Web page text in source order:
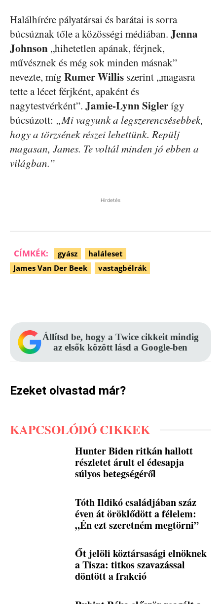
Halálhírére pályatársai és barátai is sorra
búcsúznak tőle a közösségi médiában. Jenna
Johnson „hihetetlen apának, férjnek,
művésznek és még sok minden másnak”
nevezte, míg Rumer Willis szerint „magasra
tette a lécet férjként, apaként és
nagytestvérként”. Jamie-Lynn Siglerígy
búcsúzott: „Mi vagyunk a legszerencsésebbek,
hogy a törzsének részei lehettünk. Repülj
magasan, James. Te voltál minden jó ebben a
világban.”
Hirdetés
CÍMKÉK: gyász
haláleset
James Van Der Beek
vastagbélrák
Állítsd be, hogy a Twice cikkeit mindig
az elsők között lásd a Google-ben
Ezeket olvastad már?
KAPCSOLÓDÓ CIKKEK
Hunter Biden ritkán hallott
részletet árult el édesapja
súlyos betegségéről
Tóth Ildikó családjában száz
éven át öröklődött a félelem:
„Én ezt szeretném megtörni”
Őt jelöli köztársasági elnöknek
a Tisza: titkos szavazással
döntött a frakció